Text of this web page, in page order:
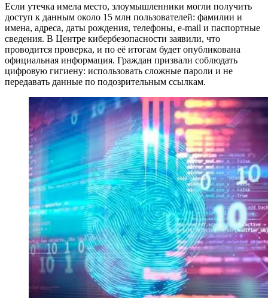
Если утечка имела место, злоумышленники могли получить
доступ к данным около 15 млн пользователей: фамилии и
имена, адреса, даты рождения, телефоны, e‑mail и паспортные
сведения. В Центре кибербезопасности заявили, что
проводится проверка, и по её итогам будет опубликована
официальная информация. Граждан призвали соблюдать
цифровую гигиену: использовать сложные пароли и не
передавать данные по подозрительным ссылкам.